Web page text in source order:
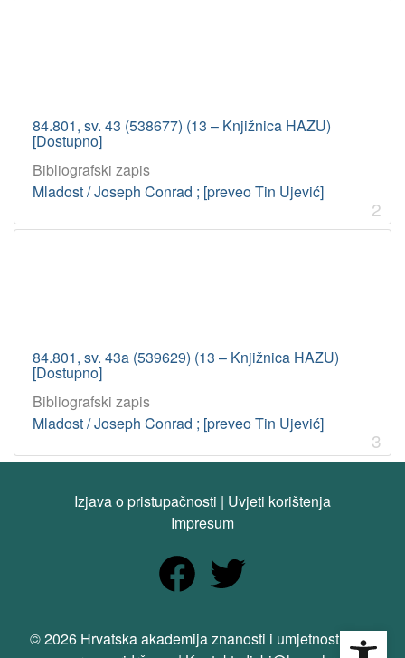
84.801, sv. 43 (538677) (13 – Knjižnica HAZU)
[Dostupno]
Bibliografski zapis
Mladost / Joseph Conrad ; [preveo Tin Ujević]
2
84.801, sv. 43a (539629) (13 – Knjižnica HAZU)
[Dostupno]
Bibliografski zapis
Mladost / Joseph Conrad ; [preveo Tin Ujević]
3
Izjava o pristupačnosti | Uvjeti korištenja
Impresum
© 2026 Hrvatska akademija znanosti i umjetnosti. Sva